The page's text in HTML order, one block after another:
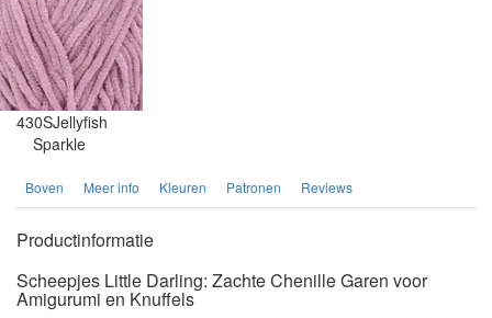
430SJellyfish
Sparkle
Boven Meer info Kleuren Patronen Reviews
Productinformatie
Scheepjes Little Darling: Zachte Chenille Garen voor
Amigurumi en Knuffels